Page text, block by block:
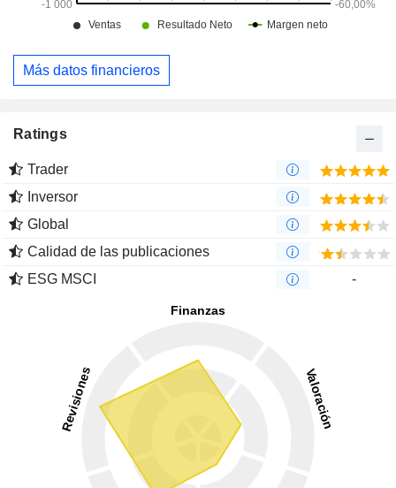
Más datos financieros
Ratings
Trader
Inversor
Global
Calidad de las publicaciones
ESG MSCI
-